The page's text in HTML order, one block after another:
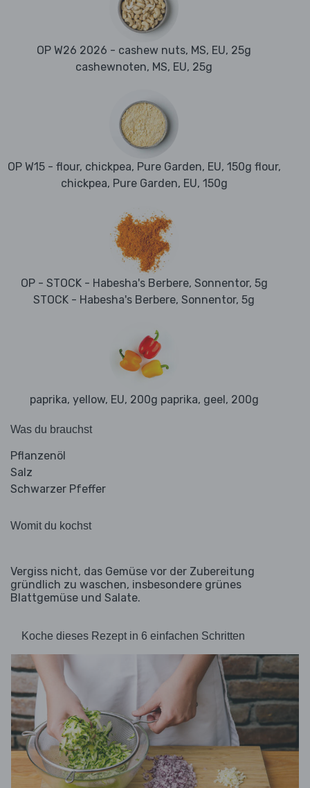
OP W26 2026 - cashew nuts, MS, EU, 25g
cashewnoten, MS, EU, 25g
OP W15 - flour, chickpea, Pure Garden, EU, 150g flour,
chickpea, Pure Garden, EU, 150g
OP - STOCK - Habesha's Berbere, Sonnentor, 5g
STOCK - Habesha's Berbere, Sonnentor, 5g
paprika, yellow, EU, 200g paprika, geel, 200g
Was du brauchst
Pflanzenöl
Salz
Schwarzer Pfeffer
Womit du kochst
Vergiss nicht, das Gemüse vor der Zubereitung
gründlich zu waschen, insbesondere grünes
Blattgemüse und Salate.
Koche dieses Rezept in 6 einfachen Schritten